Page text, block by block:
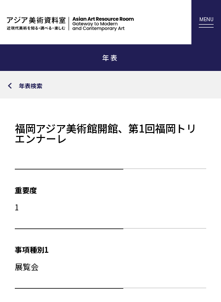
年表
年表検索
福岡アジア美術館開館、第1回福岡トリ
エンナーレ
重要度
1
事項種別1
展覧会